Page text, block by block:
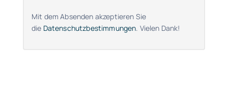
Mit dem Absenden akzeptieren Sie
die Datenschutzbestimmungen. Vielen Dank!